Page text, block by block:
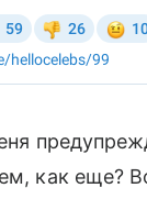
как еще?